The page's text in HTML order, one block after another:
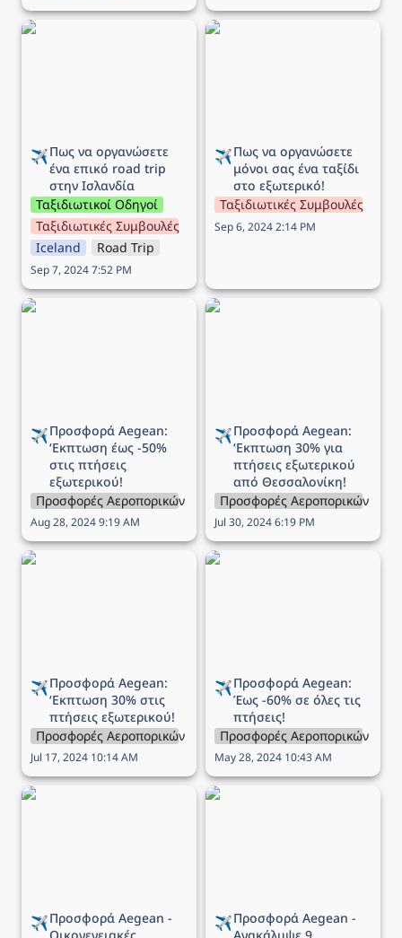
Πως να οργανώσετε ένα
✈️Πως να οργανώσετε
ένα επικό road trip
στην Ισλανδία
Ταξιδιωτικοί Οδηγοί
Ταξιδιωτικές Συμβουλές
Iceland
Road Trip
Sep 7, 2024 7:52 PM
Πως να οργανώσετε
✈️Πως να οργανώσετε
μόνοι σας ένα ταξίδι
στο εξωτερικό!
Ταξιδιωτικές Συμβουλές
Sep 6, 2024 2:14 PM
Προσφορά Aegean:
✈️Προσφορά Aegean:
‘Εκπτωση έως -50%
στις πτήσεις
εξωτερικού!
Προσφορές Αεροπορικών Εταιρειών
Aug 28, 2024 9:19 AM
Προσφορά Aegean:
✈️Προσφορά Aegean:
‘Εκπτωση 30% για
πτήσεις εξωτερικού
από Θεσσαλονίκη!
Προσφορές Αεροπορικών
Jul 30, 2024 6:19 PM
Προσφορά Aegean:
✈️Προσφορά Aegean:
‘Εκπτωση 30% στις
πτήσεις εξωτερικού!
Προσφορές Αεροπορικών Εταιρειών
Jul 17, 2024 10:14 AM
Προσφορά Aegean: Έως
✈️Προσφορά Aegean:
Έως -60% σε όλες τις
πτήσεις!
Προσφορές Αεροπορικών
May 28, 2024 10:43 AM
Προσφορά Aegean -
✈️
Προσφορά Aegean -
✈️Προσφορά Aegean -